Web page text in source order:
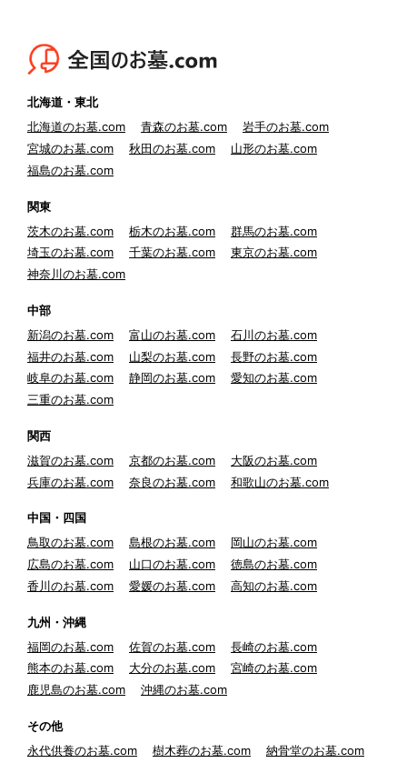
北海道・東北
北海道のお墓.com
青森のお墓.com
岩手のお墓.com
宮城のお墓.com
秋田のお墓.com
山形のお墓.com
福島のお墓.com
関東
茨木のお墓.com
栃木のお墓.com
群馬のお墓.com
埼玉のお墓.com
千葉のお墓.com
東京のお墓.com
神奈川のお墓.com
中部
新潟のお墓.com
富山のお墓.com
石川のお墓.com
福井のお墓.com
山梨のお墓.com
長野のお墓.com
岐阜のお墓.com
静岡のお墓.com
愛知のお墓.com
三重のお墓.com
関西
滋賀のお墓.com
京都のお墓.com
大阪のお墓.com
兵庫のお墓.com
奈良のお墓.com 和歌山のお墓.com
中国・四国
鳥取のお墓.com
島根のお墓.com
岡山のお墓.com
広島のお墓.com
山口のお墓.com
徳島のお墓.com
香川のお墓.com
愛媛のお墓.com 高知のお墓.com
九州・沖縄
福岡のお墓.com
佐賀のお墓.com
長崎のお墓.com
熊本のお墓.com
大分のお墓.com
宮崎のお墓.com
鹿児島のお墓.com
沖縄のお墓.com
その他
永代供養のお墓.com
樹木葬のお墓.com 納骨堂のお墓.com